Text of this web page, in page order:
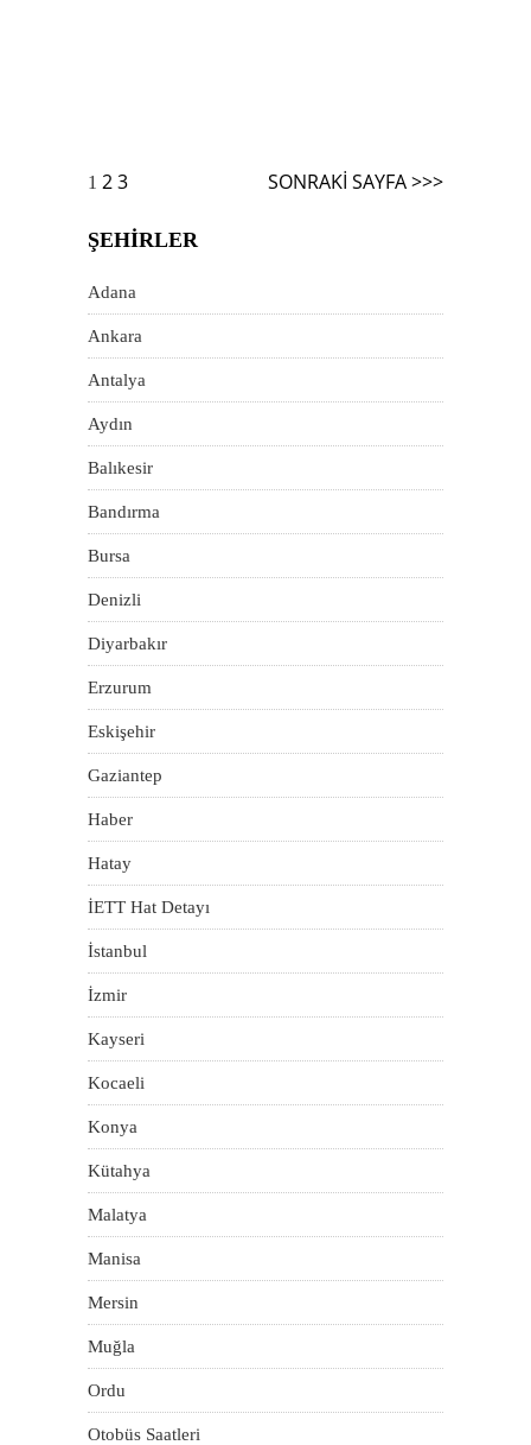
Yazı
1 23 SONRAKI SAYFA >>>
ŞEHIRLER
Adana
Ankara
Antalya
Aydın
Balıkesir
Bandırma
Bursa
Denizli
Diyarbakır
Erzurum
Eskişehir
Gaziantep
Haber
Hatay
İETT Hat Detayı
İstanbul
İzmir
Kayseri
Kocaeli
Konya
Kütahya
Malatya
Manisa
Mersin
Muğla
Ordu
Otobüs Saatleri